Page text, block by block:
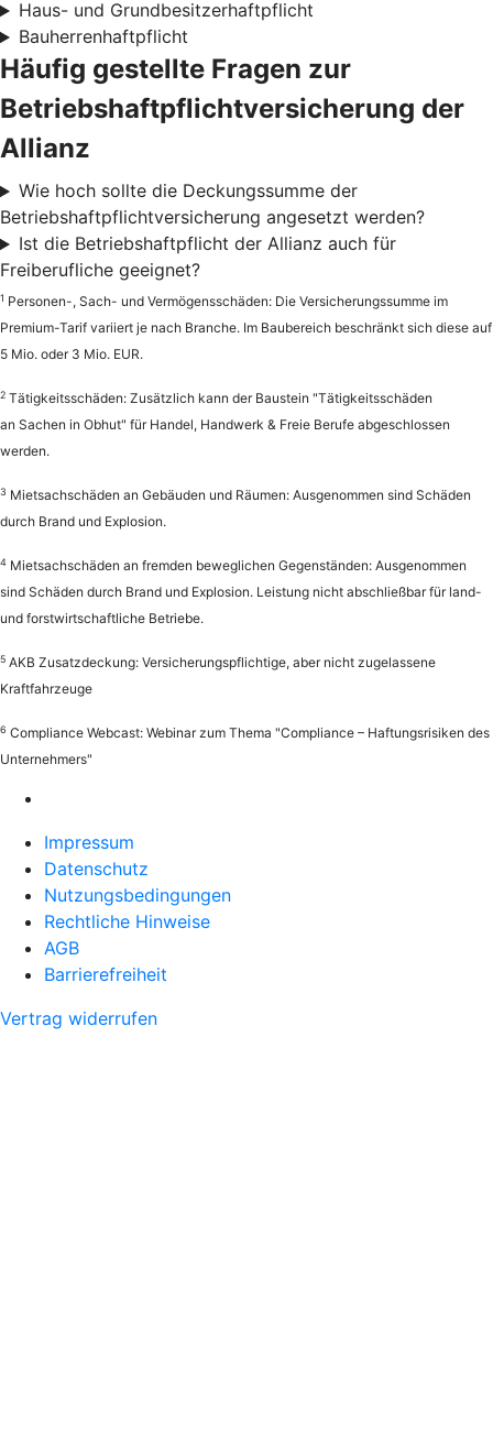
Haus- und Grundbesitzerhaftpflicht
Bauherrenhaftpflicht
Häufig gestellte Fragen zur
Betriebshaftpflichtversicherung der
Allianz
Wie hoch sollte die Deckungssumme der
Betriebshaftpflichtversicherung angesetzt werden?
Ist die Betriebshaftpflicht der Allianz auch für
Freiberufliche geeignet?
1 Personen-, Sach- und Vermögensschäden: Die Versicherungssumme im
Premium-Tarif variiert je nach Branche. Im Baubereich beschränkt sich diese auf
5 Mio. oder 3 Mio. EUR.
2 Tätigkeitsschäden: Zusätzlich kann der Baustein "Tätigkeitsschäden
an Sachen in Obhut" für Handel, Handwerk & Freie Berufe abgeschlossen
werden.
3 Mietsachschäden an Gebäuden und Räumen: Ausgenommen sind Schäden
durch Brand und Explosion.
4 Mietsachschäden an fremden beweglichen Gegenständen: Ausgenommen
sind Schäden durch Brand und Explosion. Leistung nicht abschließbar für land-
und forstwirtschaftliche Betriebe.
5 AKB Zusatzdeckung: Versicherungspflichtige, aber nicht zugelassene
Kraftfahrzeuge
6 Compliance Webcast: Webinar zum Thema "Compliance – Haftungsrisiken des
Unternehmers"
Impressum
Datenschutz
Nutzungsbedingungen
Rechtliche Hinweise
AGB
Barrierefreiheit
Vertrag widerrufen